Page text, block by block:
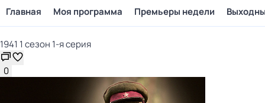
Главная Моя программа Премьеры недели
1941 1 сезон 1-я серия
0